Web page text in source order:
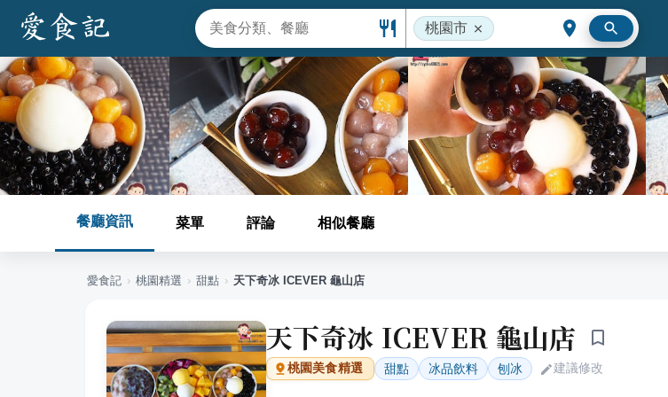
桃園市
餐廳資訊 菜單 評論 相似餐廳
愛食記 › 桃園精選 › 甜點 › 天下奇冰 ICEVER 龜山店
天下奇冰 ICEVER 龜山店
桃園美食精選 甜點 冰品飲料 刨冰 建議修改